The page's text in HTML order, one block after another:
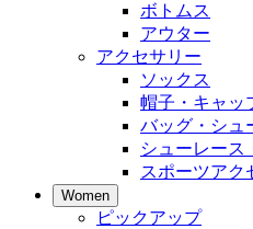
ボトムス
アウター
アクセサリー
ソックス
帽子・キャッ
バッグ・シュ
シューレース
スポーツアク
Women
ピックアップ